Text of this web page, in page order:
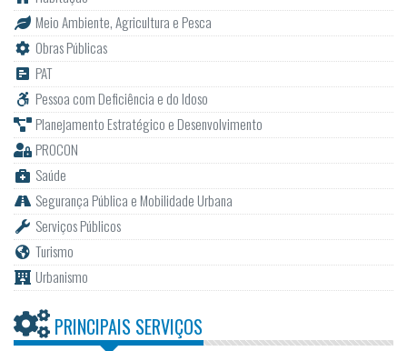
Meio Ambiente, Agricultura e Pesca
Obras Públicas
PAT
Pessoa com Deficiência e do Idoso
Planejamento Estratégico e Desenvolvimento
PROCON
Saúde
Segurança Pública e Mobilidade Urbana
Serviços Públicos
Turismo
Urbanismo
PRINCIPAIS SERVIÇOS